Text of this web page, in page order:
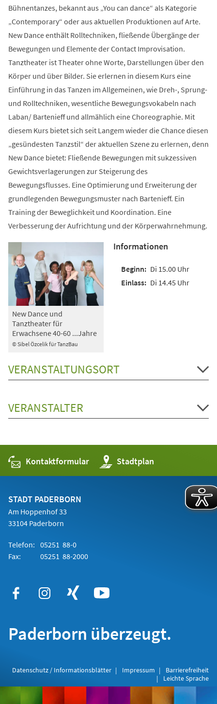
Bühnentanzes, bekannt aus „You can dance“ als Kategorie
„Contemporary“ oder aus aktuellen Produktionen auf Arte.
New Dance enthält Rolltechniken, fließende Übergänge der
Bewegungen und Elemente der Contact Improvisation.
Tanztheater ist Theater ohne Worte, Darstellungen über den
Körper und über Bilder. Sie erlernen in diesem Kurs eine
Einführung in das Tanzen im Allgemeinen, wie Dreh-, Sprung-
und Rolltechniken, wesentliche Bewegungsvokabeln nach
Laban/ Bartenieff und allmählich eine Choreographie. Mit
diesem Kurs bietet sich seit Langem wieder die Chance diesen
„gesündesten Tanzstil“ der aktuellen Szene zu erlernen, denn
New Dance bietet: Fließende Bewegungen mit sukzessiven
Gewichtsverlagerungen zur Steigerung des
Bewegungsflusses. Eine Optimierung und Erweiterung der
grundlegenden Bewegungsmuster nach Bartenieff. Ein
Training der Beweglichkeit und Koordination. Eine
Verbesserung der Aufrichtung und der Körperwahrnehmung.
© Sibel Özcelik für TanzBau
New Dance und
Tanztheater für
Erwachsene 40-60 ...Jahre
Informationen
Di 15.00 Uhr
Di 14.45 Uhr
VERANSTALTUNGSORT
VERANSTALTER
Kontaktformular Stadtplan
(Öffnet
in
einem
STADT PADERBORN
Am Hoppenhof 33
33104 Paderborn
Telefon: 05251 88-0
Fax:
05251 88-2000
Paderborn überzeugt.
Datenschutz / Informationsblätter Impressum
Barrierefreiheit
Leichte Sprache